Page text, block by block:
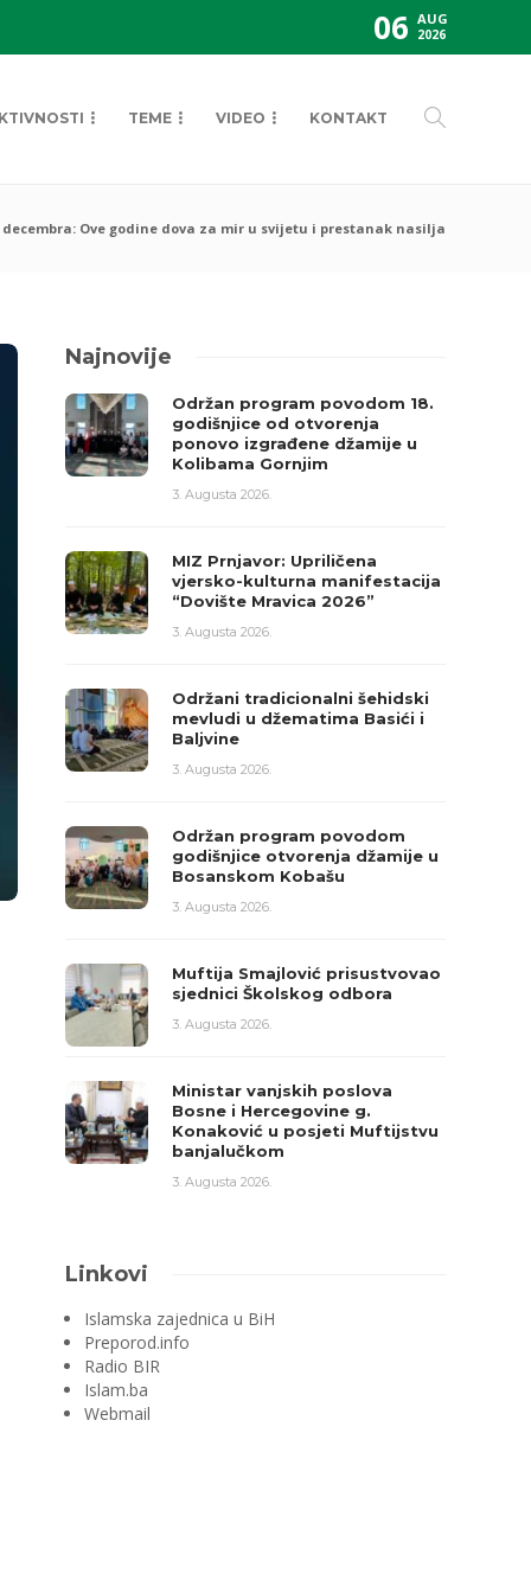
06 AUG
2026
TEME VIDEO KONTAKT
Ove godine dova za mir u svijetu i prestanak nasilja
Najnovije
Održan program povodom 18.
godišnjice od otvorenja
ponovo izgrađene džamije u
Kolibama Gornjim
3. Augusta 2026.
MIZ Prnjavor: Upriličena
vjersko-kulturna manifestacija
“Dovište Mravica 2026”
3. Augusta 2026.
Održani tradicionalni šehidski
mevludi u džematima Basići i
Baljvine
3. Augusta 2026.
Održan program povodom
godišnjice otvorenja džamije u
Bosanskom Kobašu
3. Augusta 2026.
Muftija Smajlović prisustvovao
sjednici Školskog odbora
3. Augusta 2026.
Ministar vanjskih poslova
Bosne i Hercegovine g.
Konaković u posjeti Muftijstvu
banjalučkom
3. Augusta 2026.
Linkovi
Islamska zajednica u BiH
Preporod.info
Radio BIR
Islam.ba
Webmail